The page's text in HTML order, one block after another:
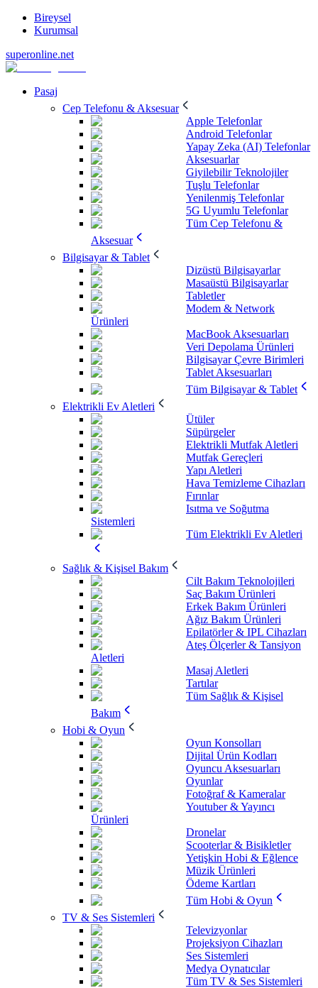
Bireysel
Kurumsal
superonline.net
Pasaj
Cep Telefonu & Aksesuar
Apple Telefonlar
Android Telefonlar
Yapay Zeka (AI) Telefonlar
Aksesuarlar
Giyilebilir Teknolojiler
Tuşlu Telefonlar
Yenilenmiş Telefonlar
5G Uyumlu Telefonlar
Tüm Cep Telefonu &
Aksesuar
Bilgisayar & Tablet
Dizüstü Bilgisayarlar
Masaüstü Bilgisayarlar
Tabletler
Modem & Network
Ürünleri
MacBook Aksesuarları
Veri Depolama Ürünleri
Bilgisayar Çevre Birimleri
Tablet Aksesuarları
Tüm Bilgisayar & Tablet
Elektrikli Ev Aletleri
Ütüler
Süpürgeler
Elektrikli Mutfak Aletleri
Mutfak Gereçleri
Yapı Aletleri
Hava Temizleme Cihazları
Fırınlar
Isıtma ve Soğutma
Sistemleri
Tüm Elektrikli Ev Aletleri
Sağlık & Kişisel Bakım
Cilt Bakım Teknolojileri
Saç Bakım Ürünleri
Erkek Bakım Ürünleri
Ağız Bakım Ürünleri
Epilatörler & IPL Cihazları
Ateş Ölçerler & Tansiyon
Aletleri
Masaj Aletleri
Tartılar
Tüm Sağlık & Kişisel
Bakım
Hobi & Oyun
Oyun Konsolları
Dijital Ürün Kodları
Oyuncu Aksesuarları
Oyunlar
Fotoğraf & Kameralar
Youtuber & Yayıncı
Ürünleri
Dronelar
Scooterlar & Bisikletler
Yetişkin Hobi & Eğlence
Müzik Ürünleri
Ödeme Kartları
Tüm Hobi & Oyun
TV & Ses Sistemleri
Televizyonlar
Projeksiyon Cihazları
Ses Sistemleri
Medya Oynatıcılar
Tüm TV & Ses Sistemleri